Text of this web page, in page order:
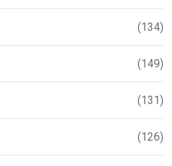
(134)
(149)
(131)
(126)